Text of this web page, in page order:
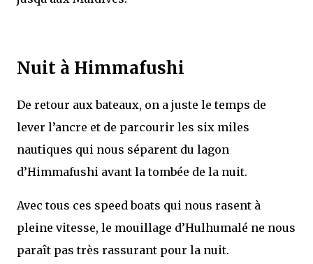
Nuit à Himmafushi
De retour aux bateaux, on a juste le temps de
lever l’ancre et de parcourir les six miles
nautiques qui nous séparent du lagon
d’Himmafushi avant la tombée de la nuit.
Avec tous ces speed boats qui nous rasent à
pleine vitesse, le mouillage d’Hulhumalé ne nous
paraît pas très rassurant pour la nuit.